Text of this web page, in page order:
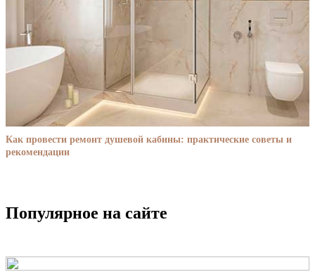
Как провести ремонт душевой кабины: практические советы и
рекомендации
Популярное на сайте